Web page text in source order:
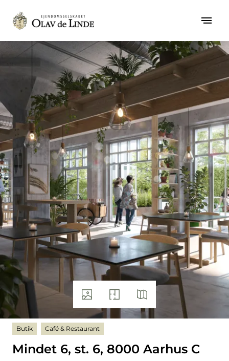
Butik Café & Restaurant
Mindet 6, st. 6, 8000 Aarhus C